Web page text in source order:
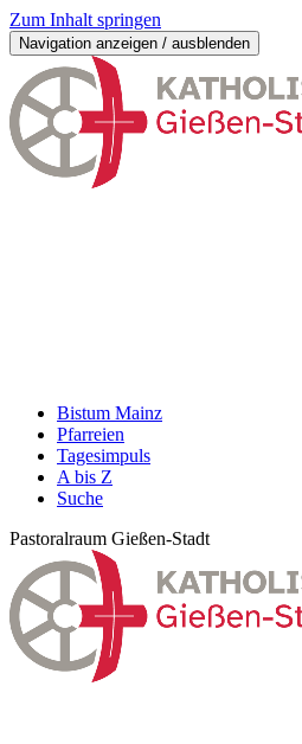
Zum Inhalt springen
Navigation anzeigen / ausblenden
Bistum Mainz
Pfarreien
Tagesimpuls
A bis Z
Suche
Pastoralraum Gießen-Stadt